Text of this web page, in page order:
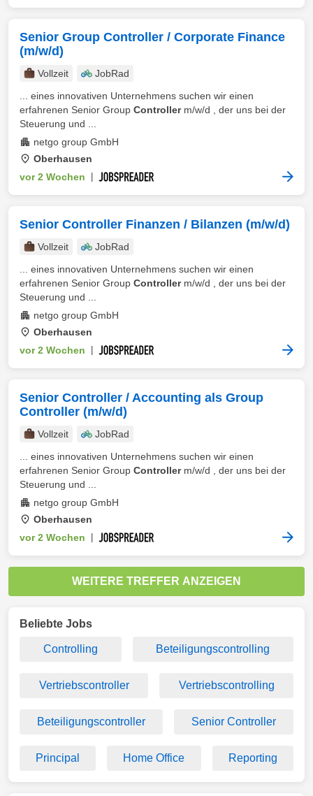
Senior Group Controller / Corporate Finance
(m/w/d)
Vollzeit
JobRad
... eines innovativen Unternehmens suchen wir einen
erfahrenen Senior Group Controllerm/w/d , der uns bei der
Steuerung und ...
netgo group GmbH
Oberhausen
vor 2 Wochen
Senior Controller Finanzen / Bilanzen (m/w/d)
Vollzeit
JobRad
... eines innovativen Unternehmens suchen wir einen
erfahrenen Senior Group Controllerm/w/d , der uns bei der
Steuerung und ...
netgo group GmbH
Oberhausen
vor 2 Wochen
Senior Controller / Accounting als Group
Controller (m/w/d)
Vollzeit
JobRad
... eines innovativen Unternehmens suchen wir einen
erfahrenen Senior Group Controllerm/w/d , der uns bei der
Steuerung und ...
netgo group GmbH
Oberhausen
vor 2 Wochen
WEITERE TREFFER ANZEIGEN
Beliebte Jobs
Controlling Beteiligungscontrolling
Vertriebscontroller Vertriebscontrolling
Beteiligungscontroller Senior Controller
Principal Home Office Reporting